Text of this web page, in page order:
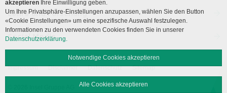
Lehre und Forschung
Social Media
Impressum Disclaimer Datenschutz Sitemap
akzeptieren Ihre Einwilligung geben.
Um Ihre Privatsphäre-Einstellungen anzupassen, wählen Sie den Button
«Cookie Einstellungen» um eine spezifische Auswahl festzulegen.
Informationen zu den verwendeten Cookies finden Sie in unserer
Datenschutzerklärung.
Notwendige Cookies akzeptieren
Alle Cookies akzeptieren